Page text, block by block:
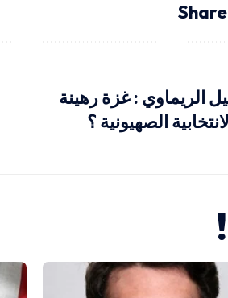
الريماوي : غزة رهينة
الصهيونية ؟